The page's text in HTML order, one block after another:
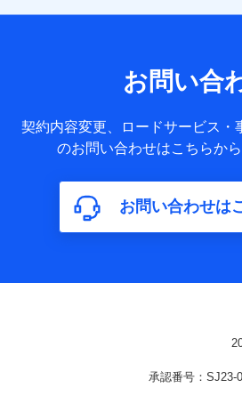
サービス提供等を通じて取得した、
基本情報
氏名、電話番号、メールアドレス
属性、連絡先、dポイントサービ
構成、住所、dポイント残高、dポ
含まれます。
利用情報
ご契約状態・ご利用履歴インタ
関する情報、アプリケーション
報、購入されたサービスや商品
に関する情報、アンケートの回
お問い合
契約内容変更、ロードサービス・
のお問い合わせはこちらから
お問い合わせは